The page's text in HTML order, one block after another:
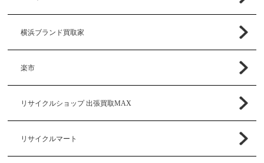
横浜ブランド買取家
楽市
リサイクルショップ 出張買取MAX
リサイクルマート